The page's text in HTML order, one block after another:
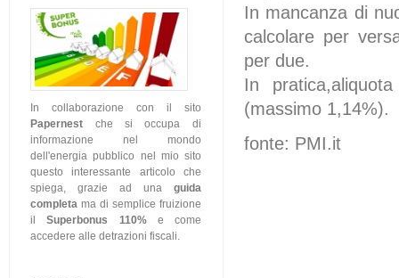
In collaborazione con il sito
Papernest che si occupa di
informazione nel mondo
dell'energia pubblico nel mio sito
questo interessante articolo che
spiega, grazie ad una guida
completa ma di semplice fruizione
ilSuperbonus 110%e come
accedere alle detrazioni fiscali.
In mancanza di
calcolare per
per due.
In
(massimo 1,14%).
fonte: PMI.it